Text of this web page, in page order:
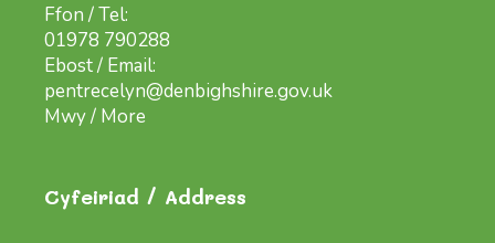
Ffon / Tel:
01978 790288
Ebost / Email:
pentrecelyn@denbighshire.gov.uk
Mwy / More
Cyfeiriad / Address